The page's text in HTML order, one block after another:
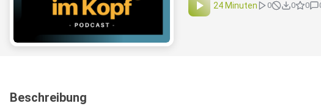
24 Minuten 0 0 0
Beschreibung